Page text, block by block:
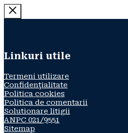
Linkuri utile
Termeni utilizare
Confidenţialitate
Politica cookies
Politica de comentarii
Solutionare litigii
ANPC 021/9551
Sitemap